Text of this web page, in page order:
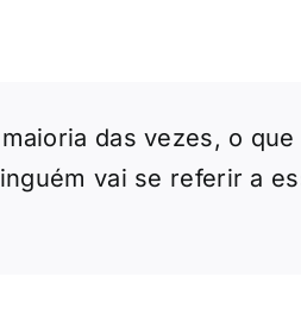
das vezes, o
vai se referir a